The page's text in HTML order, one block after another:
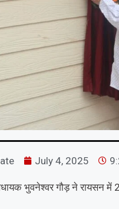
July 4, 2025
भुवनेश्वर गौड़ ने रायसन में